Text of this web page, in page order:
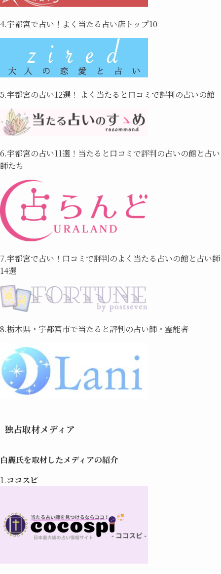
4.宇都宮で占い！よく当たる占い店トップ10
5.宇都宮の占い12選！ よく当たると口コミで評判の占いの館
6.宇都宮の占い11選！当たると口コミで評判の占いの館と占い
師たち
7.宇都宮で占い！口コミで評判のよく当たる占いの館と占い師
14選
8.栃木県・宇都宮市で当たると評判の占い師・霊能者
独占取材メディア
白麗氏を取材したメディアの紹介
1.ココスピ